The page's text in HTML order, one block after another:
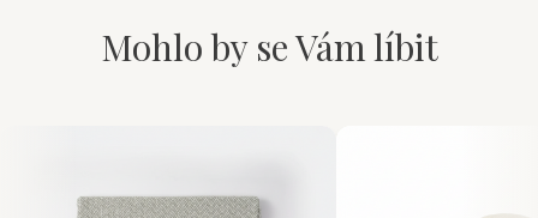
Mohlo by se Vám líbit